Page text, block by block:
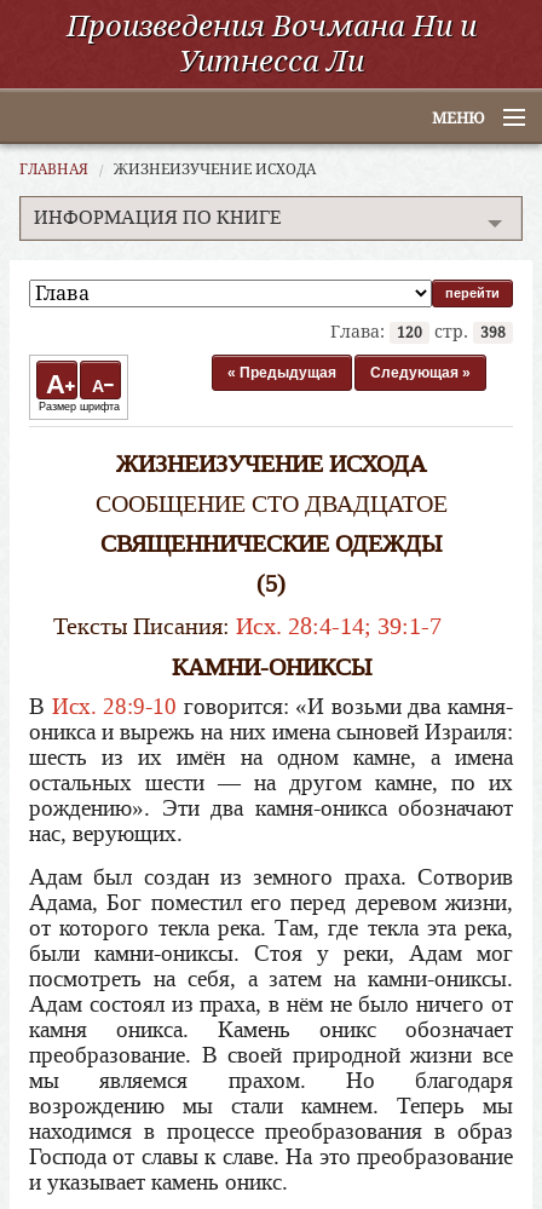
Произведения Вочмана Ни и
Уитнесса Ли
МЕНЮ
Главная
По алфавиту
Электронные книги
ССУО
ГЛАВНАЯ ЖИЗНЕИЗУЧЕНИЕ ИСХОДА
ИНФОРМАЦИЯ ПО КНИГЕ
Глава: 120 стр. 398
A A
Размер шрифта
« Предыдущая Следующая »
ЖИЗНЕИЗУЧЕНИЕ ИСХОДА
СООБЩЕНИЕ СТО ДВАДЦАТОЕ
СВЯЩЕННИЧЕСКИЕ ОДЕЖДЫ
(5)
Тексты Писания: Исх. 28:4-14; 39:1-7
КАМНИ-ОНИКСЫ
В Исх. 28:9-10 говорится: «И возьми два камня-
оникса и вырежь на них имена сыновей Израиля:
шесть из их имён на одном камне, а имена
остальных шести — на другом камне, по их
рождению». Эти два камня-оникса обозначают
нас, верующих.
Адам был создан из земного праха. Сотворив
Адама, Бог поместил его перед деревом жизни,
от которого текла река. Там, где текла эта река,
были камни-ониксы. Стоя у реки, Адам мог
посмотреть на себя, а затем на камни-ониксы.
Адам состоял из праха, в нём не было ничего от
камня оникса. Камень оникс обозначает
преобразование. В своей природной жизни все
мы являемся прахом. Но благодаря
возрождению мы стали камнем. Теперь мы
находимся в процессе преобразования в образ
Господа от славы к славе. На это преобразование
и указывает камень оникс.